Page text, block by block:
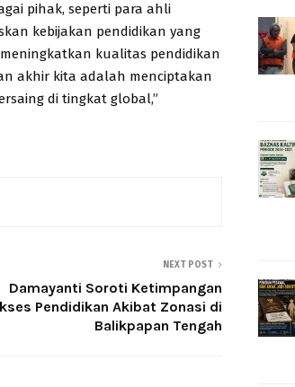
pihak, seperti para ahli
kebijakan pendidikan yang
kualitas pendidikan
akhir kita adalah menciptakan
di tingkat global,”
NEXT POST
Damayanti Soroti Ketimpangan
Pendidikan Akibat Zonasi di
Balikpapan Tengah